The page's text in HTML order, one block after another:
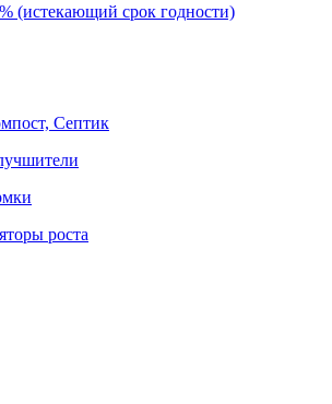
срок годности)
Септик
роста